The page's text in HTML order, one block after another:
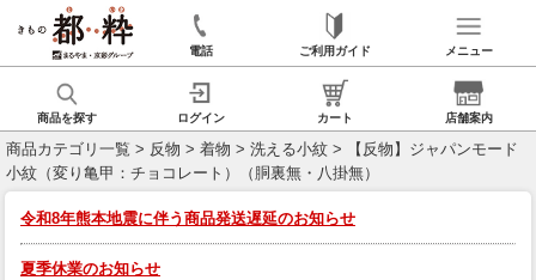
電話 ご利用ガイド メニュー
商品を探す ログイン カート 店舗案内
商品カテゴリ一覧 > 反物 > 着物 > 洗える小紋 > 【反物】ジャパンモード
小紋（変り亀甲：チョコレート）（胴裏無・八掛無）
令和8年熊本地震に伴う商品発送遅延のお知らせ
夏季休業のお知らせ